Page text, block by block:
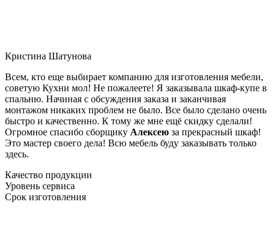
Кристина Шатунова
Всем, кто еще выбирает компанию для изготовления мебели,
советую Кухни мол! Не пожалеете! Я заказывала шкаф-купе в
спальню. Начиная с обсуждения заказа и заканчивая
монтажом никаких проблем не было. Все было сделано очень
быстро и качественно. К тому же мне ещё скидку сделали!
Огромное спасибо сборщику Алексею за прекрасный шкаф!
Это мастер своего дела! Всю мебель буду заказывать только
здесь.
Качество продукции
Уровень сервиса
Срок изготовления